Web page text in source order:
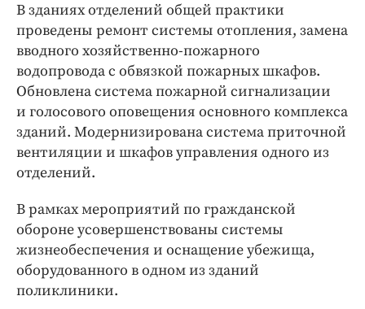
В зданиях отделений общей практики
проведены ремонт системы отопления, замена
вводного хозяйственно-­пожарного
водопровода с обвязкой пожарных шкафов.
Обновлена система пожарной сигнализации
и голосового оповещения основного комплекса
зданий. Модернизирована система приточной
вентиляции и шкафов управления одного из
отделений.
В рамках мероприятий по гражданской
обороне усовершенствованы системы
жизнеобеспечения и оснащение убежища,
оборудованного в одном из зданий
поликлиники.